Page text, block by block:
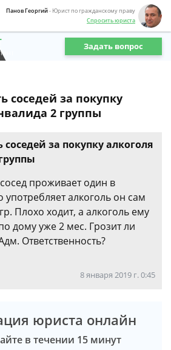
Панов Георгий- Юрист по гражданскому праву
Спросить юриста
Задать вопрос
соседей за покупку
2 группы
соседей за покупку алкоголя
проживает один в
употребляет алкоголь он сам
Плохо ходит, а алкоголь ему
дому уже 2 мес. Грозит ли
Ответственность?
8 января 2019 г. 0:45
юриста онлайн
в течении 15 минут